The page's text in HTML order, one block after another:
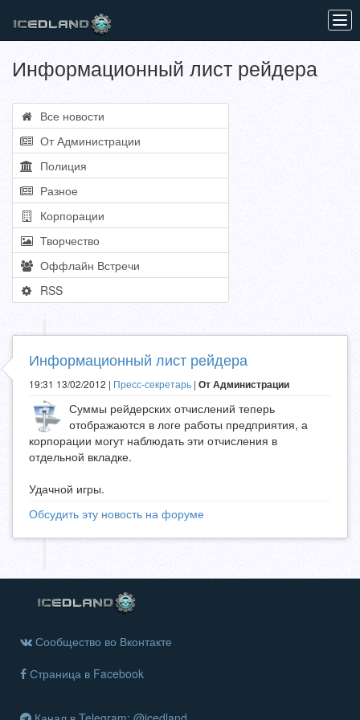
Информационный лист рейдера
Все новости
От Администрации
Полиция
Разное
Корпорации
Творчество
Оффлайн Встречи
RSS
Информационный лист рейдера
19:31 13/02/2012 | Пресс-секретарь | От Администрации
Суммы рейдерских отчислений теперь
отображаются в логе работы предприятия, а
корпорации могут наблюдать эти отчисления в
отдельной вкладке.
Удачной игры.
Обсудить эту новость на форуме
Сообщество во Вконтакте
Страница в Facebook